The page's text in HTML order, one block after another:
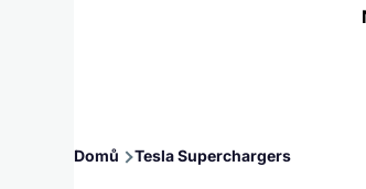
Nástroje
Drobečková
Domů Tesla Superchargers